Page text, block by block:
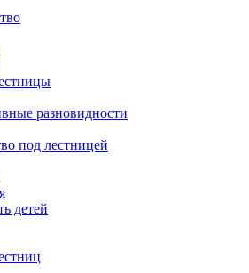
разновидности
под лестницей
детей